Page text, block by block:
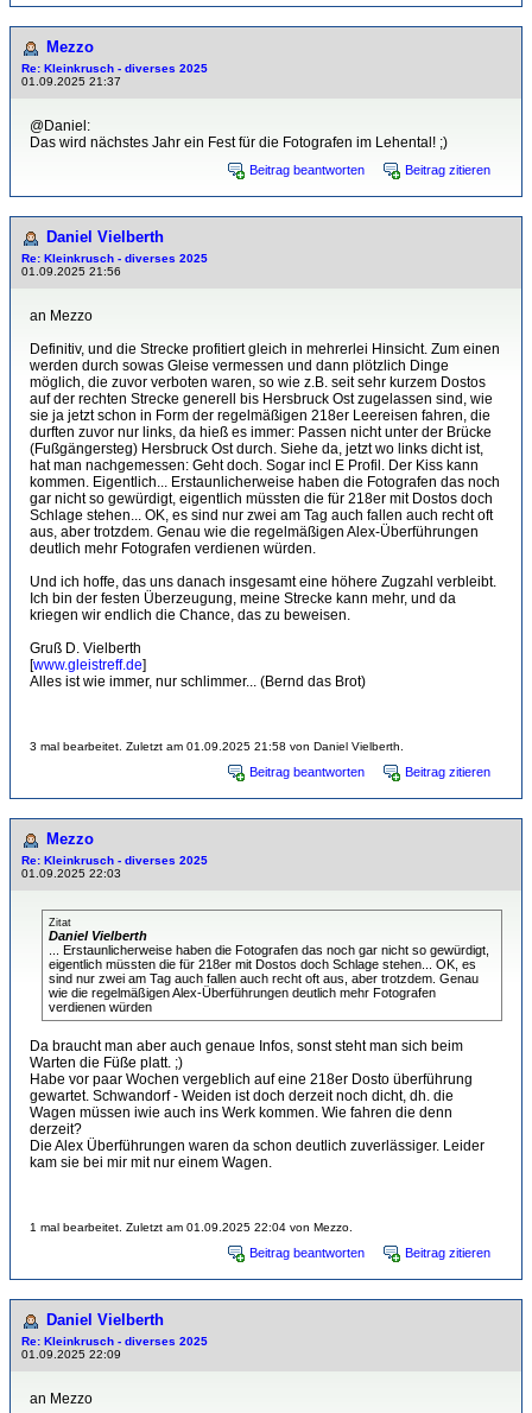
Mezzo
Re: Kleinkrusch - diverses 2025
01.09.2025 21:37
@Daniel:
Das wird nächstes Jahr ein Fest für die Fotografen im Lehental! ;)
Beitrag beantworten Beitrag zitieren
Daniel Vielberth
Re: Kleinkrusch - diverses 2025
01.09.2025 21:56
an Mezzo
Definitiv, und die Strecke profitiert gleich in mehrerlei Hinsicht. Zum einen
werden durch sowas Gleise vermessen und dann plötzlich Dinge
möglich, die zuvor verboten waren, so wie z.B. seit sehr kurzem Dostos
auf der rechten Strecke generell bis Hersbruck Ost zugelassen sind, wie
sie ja jetzt schon in Form der regelmäßigen 218er Leereisen fahren, die
durften zuvor nur links, da hieß es immer: Passen nicht unter der Brücke
(Fußgängersteg) Hersbruck Ost durch. Siehe da, jetzt wo links dicht ist,
hat man nachgemessen: Geht doch. Sogar incl E Profil. Der Kiss kann
kommen. Eigentlich... Erstaunlicherweise haben die Fotografen das noch
gar nicht so gewürdigt, eigentlich müssten die für 218er mit Dostos doch
Schlage stehen... OK, es sind nur zwei am Tag auch fallen auch recht oft
aus, aber trotzdem. Genau wie die regelmäßigen Alex-Überführungen
deutlich mehr Fotografen verdienen würden.
Und ich hoffe, das uns danach insgesamt eine höhere Zugzahl verbleibt.
Ich bin der festen Überzeugung, meine Strecke kann mehr, und da
kriegen wir endlich die Chance, das zu beweisen.
Gruß D. Vielberth
[www.gleistreff.de]
Alles ist wie immer, nur schlimmer... (Bernd das Brot)
3 mal bearbeitet. Zuletzt am 01.09.2025 21:58 von Daniel Vielberth.
Beitrag beantworten Beitrag zitieren
Mezzo
Re: Kleinkrusch - diverses 2025
01.09.2025 22:03
Zitat
Daniel Vielberth
... Erstaunlicherweise haben die Fotografen das noch gar nicht so gewürdigt,
eigentlich müssten die für 218er mit Dostos doch Schlage stehen... OK, es
sind nur zwei am Tag auch fallen auch recht oft aus, aber trotzdem. Genau
wie die regelmäßigen Alex-Überführungen deutlich mehr Fotografen
verdienen würden
Da braucht man aber auch genaue Infos, sonst steht man sich beim
Warten die Füße platt. ;)
Habe vor paar Wochen vergeblich auf eine 218er Dosto überführung
gewartet. Schwandorf - Weiden ist doch derzeit noch dicht, dh. die
Wagen müssen iwie auch ins Werk kommen. Wie fahren die denn
derzeit?
Die Alex Überführungen waren da schon deutlich zuverlässiger. Leider
kam sie bei mir mit nur einem Wagen.
1 mal bearbeitet. Zuletzt am 01.09.2025 22:04 von Mezzo.
Beitrag beantworten Beitrag zitieren
Daniel Vielberth
Re: Kleinkrusch - diverses 2025
01.09.2025 22:09
an Mezzo